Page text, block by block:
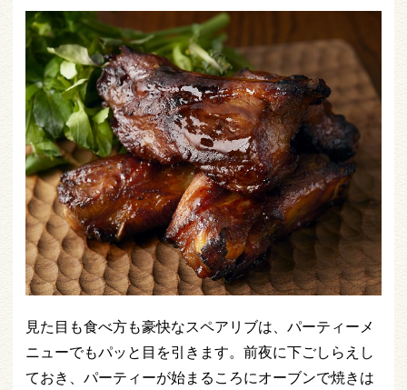
見た目も食べ方も豪快なスペアリブは、パーティーメ
ニューでもパッと目を引きます。前夜に下ごしらえし
ておき、パーティーが始まるころにオーブンで焼きは